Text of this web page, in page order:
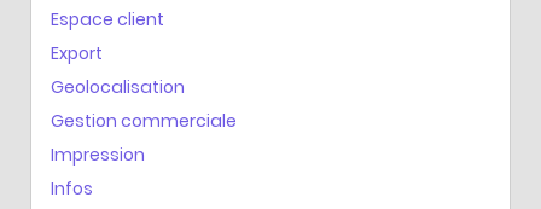
Espace client
Export
Geolocalisation
Gestion commerciale
Impression
Infos